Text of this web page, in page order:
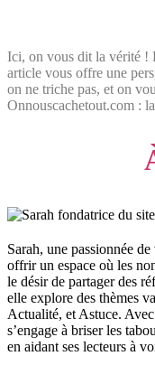
Ici, on vous dit la vérité !
article vous offre une
on ne triche pas, et on
Onnouscachetout.com :
Sarah, une passionnée
offrir un espace où les
le désir de partager des
elle explore des thèmes
Actualité, et Astuce.
s’engage à briser les
en aidant ses lecteurs à